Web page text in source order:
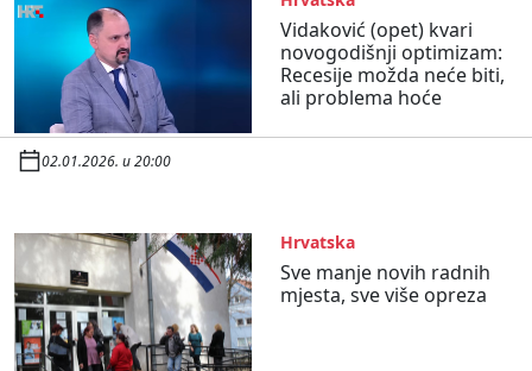
Vidaković (opet) kvari
novogodišnji optimizam:
Recesije možda neće biti,
ali problema hoće
02.01.2026. u 20:00
Hrvatska
Sve manje novih radnih
mjesta, sve više opreza